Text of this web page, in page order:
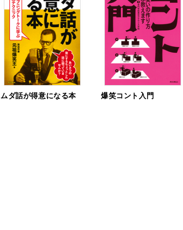
ムダ話が得意になる本 爆笑コント入門